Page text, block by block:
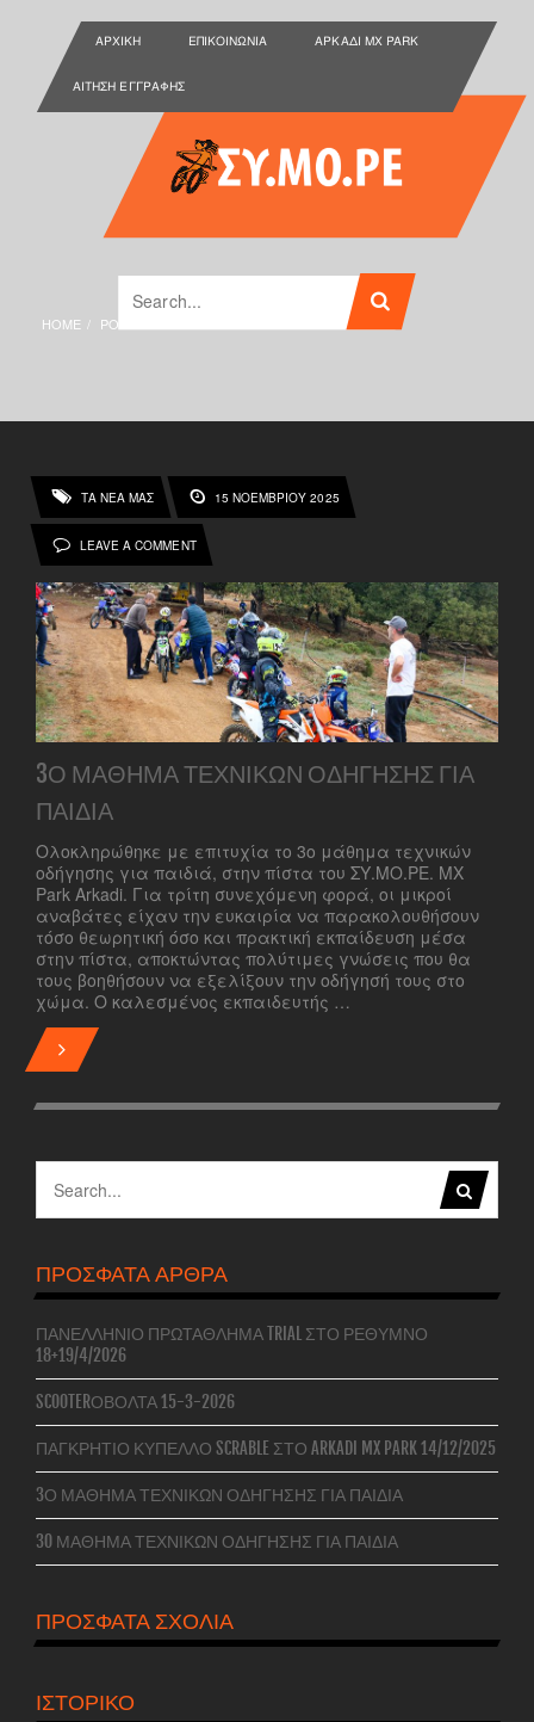
ΑΡΧΙΚΉ ΕΠΙΚΟΙΝΩΝΊΑ ΑΡΚΑΔΙ MX PARK
ΑΊΤΗΣΗ ΕΓΓΡΑΦΉΣ
HOME POSTS TAGGED "CRETE"
ΤΑ ΝΕΑ ΜΑΣ 15 ΝΟΕΜΒΡΊΟΥ 2025
LEAVE A COMMENT
3Ο ΜΆΘΗΜΑ ΤΕΧΝΙΚΏΝ ΟΔΉΓΗΣΗΣ ΓΙΑ
ΠΑΙΔΙΆ
Ολοκληρώθηκε με επιτυχία το 3ο μάθημα τεχνικών
οδήγησης για παιδιά, στην πίστα του ΣΥ.ΜΟ.ΡΕ. MX
Park Arkadi. Για τρίτη συνεχόμενη φορά, οι μικροί
αναβάτες είχαν την ευκαιρία να παρακολουθήσουν
τόσο θεωρητική όσο και πρακτική εκπαίδευση μέσα
στην πίστα, αποκτώντας πολύτιμες γνώσεις που θα
τους βοηθήσουν να εξελίξουν την οδήγησή τους στο
χώμα. Ο καλεσμένος εκπαιδευτής …
ΠΡΌΣΦΑΤΑ ΆΡΘΡΑ
ΠΑΝΕΛΛΉΝΙΟ ΠΡΩΤΆΘΛΗΜΑ TRIAL ΣΤΟ ΡΈΘΥΜΝΟ
18+19/4/2026
SCOOTERΌΒΟΛΤΑ 15-3-2026
ΠΑΓΚΡΉΤΙΟ ΚΎΠΕΛΛΟ SCRABLE ΣΤΟ ARKADI MX PARK 14/12/2025
3Ο ΜΆΘΗΜΑ ΤΕΧΝΙΚΏΝ ΟΔΉΓΗΣΗΣ ΓΙΑ ΠΑΙΔΙΆ
3O ΜΆΘΗΜΑ ΤΕΧΝΙΚΏΝ ΟΔΉΓΗΣΗΣ ΓΙΑ ΠΑΙΔΙΆ
ΠΡΌΣΦΑΤΑ ΣΧΌΛΙΑ
ΙΣΤΟΡΙΚΌ